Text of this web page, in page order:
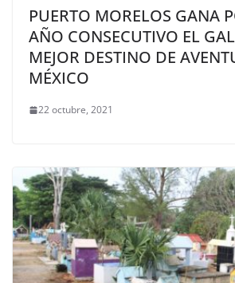
PUERTO MORELOS GANA
AÑO CONSECUTIVO EL
MEJOR DESTINO DE
MÉXICO
22 octubre, 2021